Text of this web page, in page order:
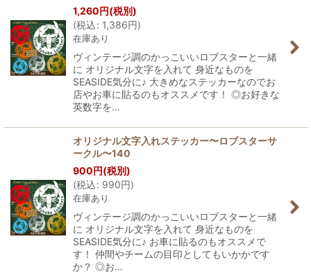
並び順:
絞り込む
1,260円(税別)
(税込: 1,386円)
在庫あり
ヴィンテージ調のかっこいいロブスターと一緒
に オリジナル文字を入れて 身近なものを
SEASIDE気分に♪ 大きめなステッカーなのでお
店やお車に貼るのもオススメです！ ◎お好きな
英数字を…
オリジナル文字入れステッカー〜ロブスターサ
ークル〜140
900円(税別)
(税込: 990円)
在庫あり
ヴィンテージ調のかっこいいロブスターと一緒
に オリジナル文字を入れて 身近なものを
SEASIDE気分に♪ お車に貼るのもオススメで
す！ 仲間やチームの目印としてもいかかです
か？ ◎お…